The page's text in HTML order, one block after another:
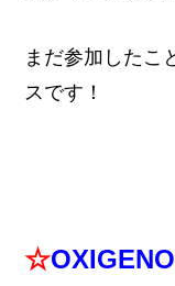
まだ参加したこ
スです！
☆OXIGENO